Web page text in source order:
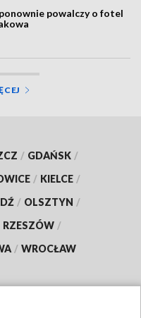
powalczy o fotel
/ GDAŃSK /
/ KIELCE /
/ OLSZTYN /
RZESZÓW /
/ WROCŁAW